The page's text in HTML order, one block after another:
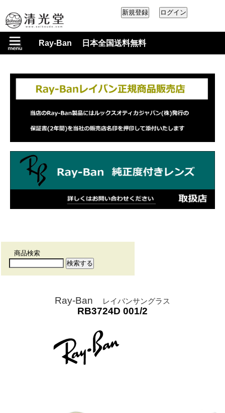
Ray-Ban 日本全国送料無料
商品検索
Ray-Ban レイバンサングラス
RB3724D 001/2